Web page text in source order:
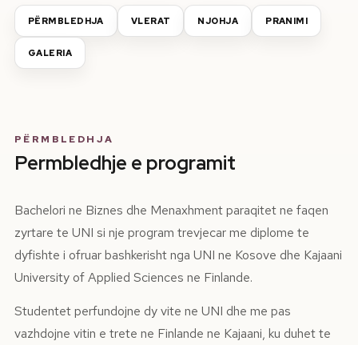
PËRMBLEDHJA VLERAT NJOHJA PRANIMI
GALERIA
PËRMBLEDHJA
Permbledhje e programit
Bachelori ne Biznes dhe Menaxhment paraqitet ne faqen
zyrtare te UNI si nje program trevjecar me diplome te
dyfishte i ofruar bashkerisht nga UNI ne Kosove dhe Kajaani
University of Applied Sciences ne Finlande.
Studentet perfundojne dy vite ne UNI dhe me pas
vazhdojne vitin e trete ne Finlande ne Kajaani, ku duhet te